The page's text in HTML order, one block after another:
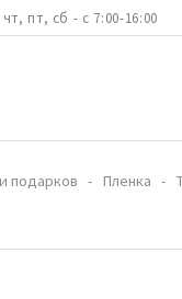
пт, сб - с 7:00-16:00
подарков Пленка